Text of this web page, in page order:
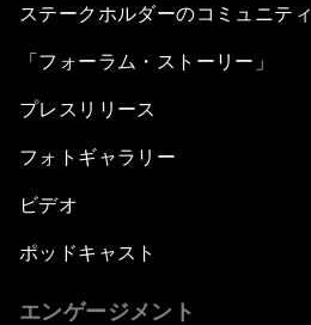
ステークホルダーのコミュニティ
「フォーラム・ストーリー」
プレスリリース
フォトギャラリー
ビデオ
ポッドキャスト
エンゲージメント